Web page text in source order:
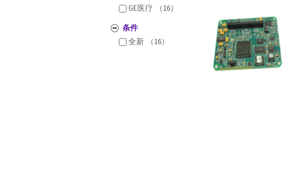
GE医疗
（16）
条件
全新
（16）